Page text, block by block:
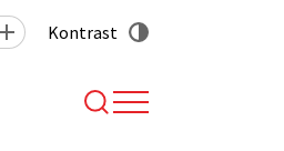
Kontrast